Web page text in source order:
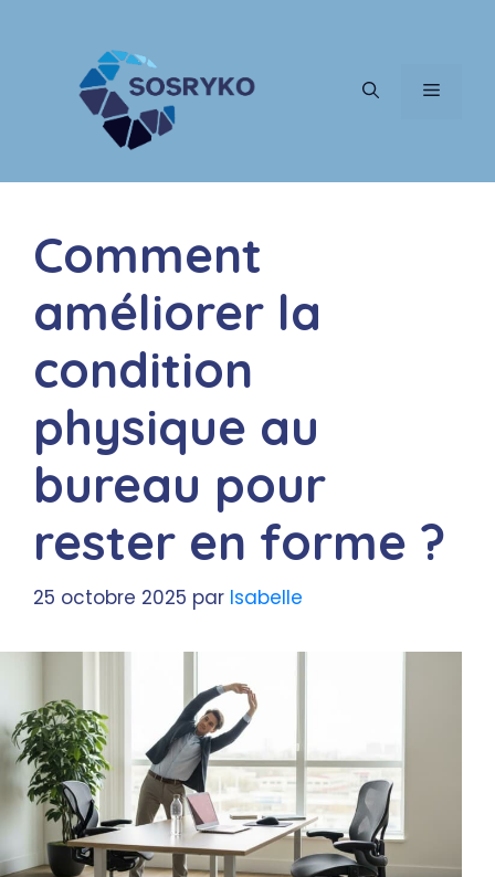
MENU
Comment
améliorer la
condition
physique au
bureau pour
rester en forme ?
25 octobre 2025 par Isabelle